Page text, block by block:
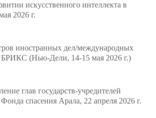
искусственного интеллекта в
2026 г.
иностранных дел/международных
БРИКС (Нью-Дели, 14-15 мая 2026 г.)
глав государств-учредителей
спасения Арала, 22 апреля 2026 г.